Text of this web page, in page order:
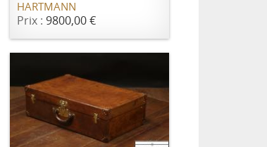
HARTMANN
Prix :9800,00 €
AJOUTER AU PANIER